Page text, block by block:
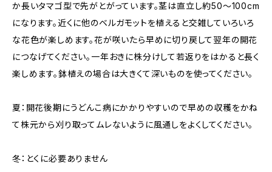
か長いタマゴ型で先がとがっています。茎は直立し約50〜100cm
になります。近くに他のベルガモットを植えると交雑していろいろ
な花色が楽しめます。花が咲いたら早めに切り戻して翌年の開花
につなげてください。一年おきに株分けして若返りをはかると長く
楽しめます。鉢植えの場合は大きくて深いものを使ってください。
夏：開花後期にうどんこ病にかかりやすいので早めの収穫をかね
て株元から刈り取ってムレないように風通しをよくしてください。
冬：とくに必要ありません